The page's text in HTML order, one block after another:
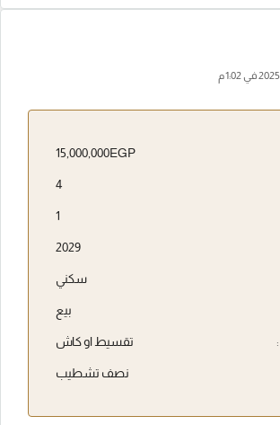
15,000,000EGP
4
1
2029
سكني
بيع
تقسيط او كاش
نصف تشطيب